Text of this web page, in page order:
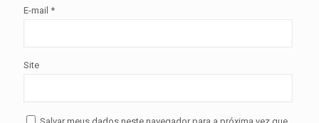
E-mail *
Site